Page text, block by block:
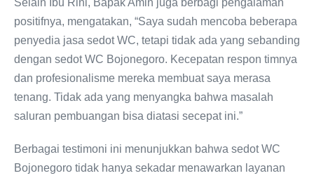
Selain Ibu Rini, Bapak Amin juga berbagi pengalaman
positifnya, mengatakan, “Saya sudah mencoba beberapa
penyedia jasa sedot WC, tetapi tidak ada yang sebanding
dengan sedot WC Bojonegoro. Kecepatan respon timnya
dan profesionalisme mereka membuat saya merasa
tenang. Tidak ada yang menyangka bahwa masalah
saluran pembuangan bisa diatasi secepat ini.”
Berbagai testimoni ini menunjukkan bahwa sedot WC
Bojonegoro tidak hanya sekadar menawarkan layanan